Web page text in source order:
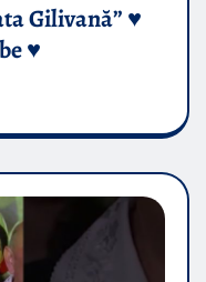
Gilivană” ♥️
♥️